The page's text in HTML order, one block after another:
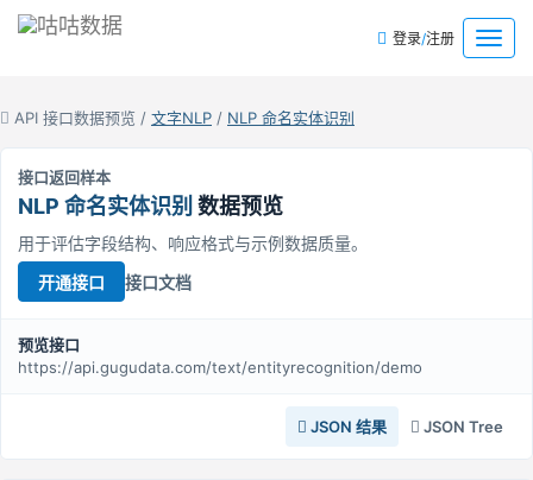
菜
单
登录/注册
API 接口数据预览 / 文字NLP / NLP 命名实体识别
接口返回样本
NLP 命名实体识别 数据预览
用于评估字段结构、响应格式与示例数据质量。
开通接口
接口文档
预览接口
https://api.gugudata.com/text/entityrecognition/demo
JSON 结果 JSON Tree